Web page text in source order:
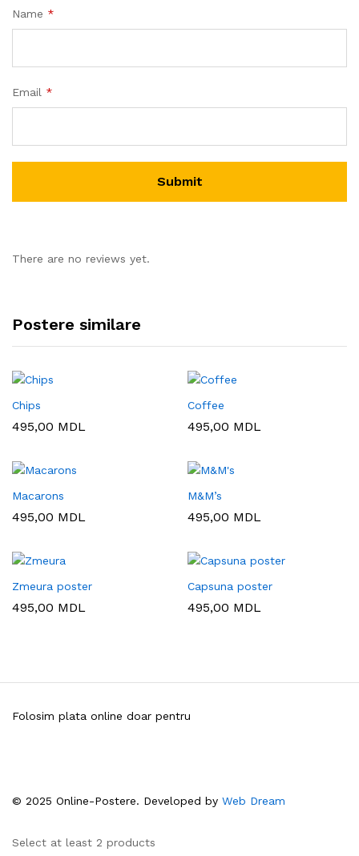
Name *
Email *
There are no reviews yet.
Postere similare
Chips
495,00 MDL
Coffee
495,00 MDL
Macarons
495,00 MDL
M&M’s
495,00 MDL
Zmeura poster
495,00 MDL
Capsuna poster
495,00 MDL
© 2025 Online-Postere. Developed by Web Dream
Folosim plata online doar pentru
Select at least 2 products